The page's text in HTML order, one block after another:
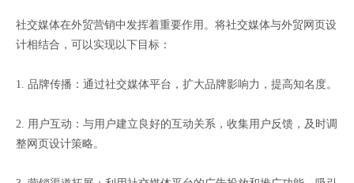
社交媒体在外贸营销中发挥着重要作用。将社交媒体与外贸网页设
计相结合，可以实现以下目标：
1. 品牌传播：通过社交媒体平台，扩大品牌影响力，提高知名度。
2. 用户互动：与用户建立良好的互动关系，收集用户反馈，及时调
整网页设计策略。